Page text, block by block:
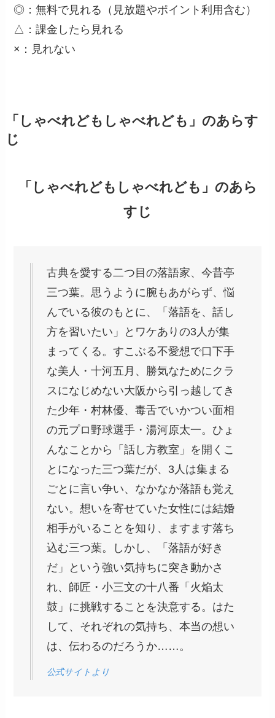
◎：無料で見れる（見放題やポイント利用含む）
△：課金したら見れる
×：見れない
「しゃべれどもしゃべれども」のあらす
じ
「しゃべれどもしゃべれども」のあら
すじ
古典を愛する二つ目の落語家、今昔亭
三つ葉。思うように腕もあがらず、悩
んでいる彼のもとに、「落語を、話し
方を習いたい」とワケありの3人が集
まってくる。すこぶる不愛想で口下手
な美人・十河五月、勝気なためにクラ
スになじめない大阪から引っ越してき
た少年・村林優、毒舌でいかつい面相
の元プロ野球選手・湯河原太一。ひょ
んなことから「話し方教室」を開くこ
とになった三つ葉だが、3人は集まる
ごとに言い争い、なかなか落語も覚え
ない。想いを寄せていた女性には結婚
相手がいることを知り、ますます落ち
込む三つ葉。しかし、「落語が好き
だ」という強い気持ちに突き動かさ
れ、師匠・小三文の十八番「火焔太
鼓」に挑戦することを決意する。はた
して、それぞれの気持ち、本当の想い
は、伝わるのだろうか……。
公式サイトより